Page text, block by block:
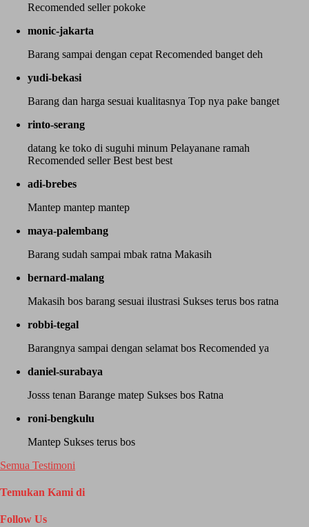
Recomended seller pokoke
monic-jakarta
Barang sampai dengan cepat Recomended banget deh
yudi-bekasi
Barang dan harga sesuai kualitasnya Top nya pake banget
rinto-serang
datang ke toko di suguhi minum Pelayanane ramah
Recomended seller Best best best
adi-brebes
Mantep mantep mantep
maya-palembang
Barang sudah sampai mbak ratna Makasih
bernard-malang
Makasih bos barang sesuai ilustrasi Sukses terus bos ratna
robbi-tegal
Barangnya sampai dengan selamat bos Recomended ya
daniel-surabaya
Josss tenan Barange matep Sukses bos Ratna
roni-bengkulu
Mantep Sukses terus bos
Semua Testimoni
Temukan Kami di
Follow Us